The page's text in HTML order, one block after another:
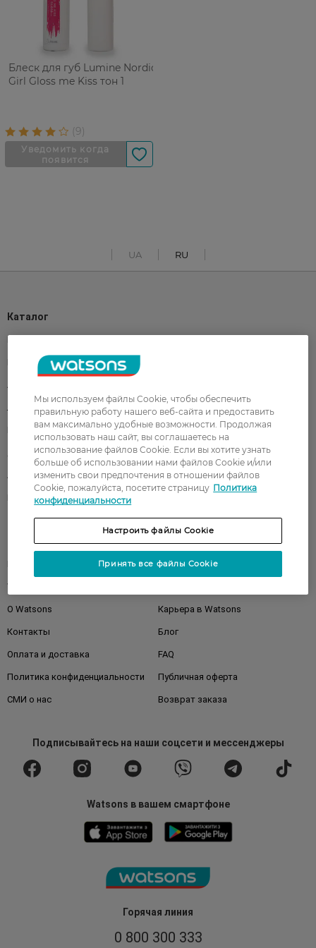
Блеск для губ Lumine Nordic
Girl Gloss me Kiss тон 1
UA RU
Горячая линия
0 800 300 333
Каталог
Корейская косметика
Парфюмерия
Акции
Лицо Тело
Подарки Детям
Волосы
Аксессуары Дерматокосметика
Бренды
Клиентам
Магазины
Watsons Club
О Watsons Карьера в Watsons
Контакты Блог
Оплата и доставка FAQ
Политика конфиденциальности Публичная оферта
СМИ о нас Возврат заказа
Подписывайтесьна наши соцсети и мессенджеры
Watsons в вашем смартфоне
Мы используем файлы Cookie, чтобы обеспечить
правильную работу нашего веб-сайта и предоставить
вам максимально удобные возможности. Продолжая
использовать наш сайт, вы соглашаетесь на
использование файлов Cookie. Если вы хотите узнать
больше об использовании нами файлов Cookie и/или
изменить свои предпочтения в отношении файлов
Cookie, пожалуйста, посетите страницу Политика
конфиденциальности
Настроить файлы Cookie
Принять все файлы Cookie